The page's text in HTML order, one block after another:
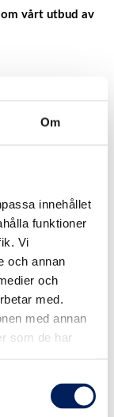
Om
innehållet
funktioner
Vi
och annan
och
med.
med annan
som de har
vårt utbud av
ska lämnas